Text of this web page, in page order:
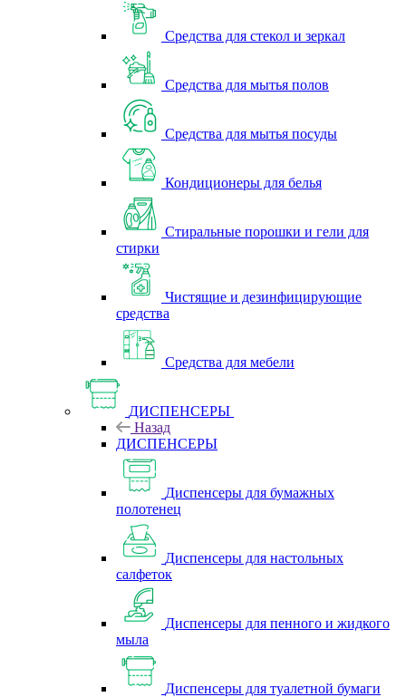
Средства для стекол и зеркал
Средства для мытья полов
Средства для мытья посуды
Кондиционеры для белья
Стиральные порошки и гели для
стирки
Чистящие и дезинфицирующие
средства
Средства для мебели
ДИСПЕНСЕРЫ
Назад
ДИСПЕНСЕРЫ
Диспенсеры для бумажных
полотенец
Диспенсеры для настольных
салфеток
Диспенсеры для пенного и жидкого
мыла
Диспенсеры для туалетной бумаги